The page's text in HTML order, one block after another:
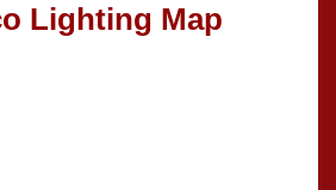
Lighting Map